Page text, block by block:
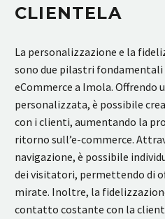
CLIENTELA
La personalizzazione e la
sono due pilastri fondamentali
eCommerce a Imola. Offrendo
personalizzata, è possibile
con i clienti, aumentando la
ritorno sull’e-commerce.
navigazione, è possibile
dei visitatori, permettendo di
mirate. Inoltre, la
contatto costante con la